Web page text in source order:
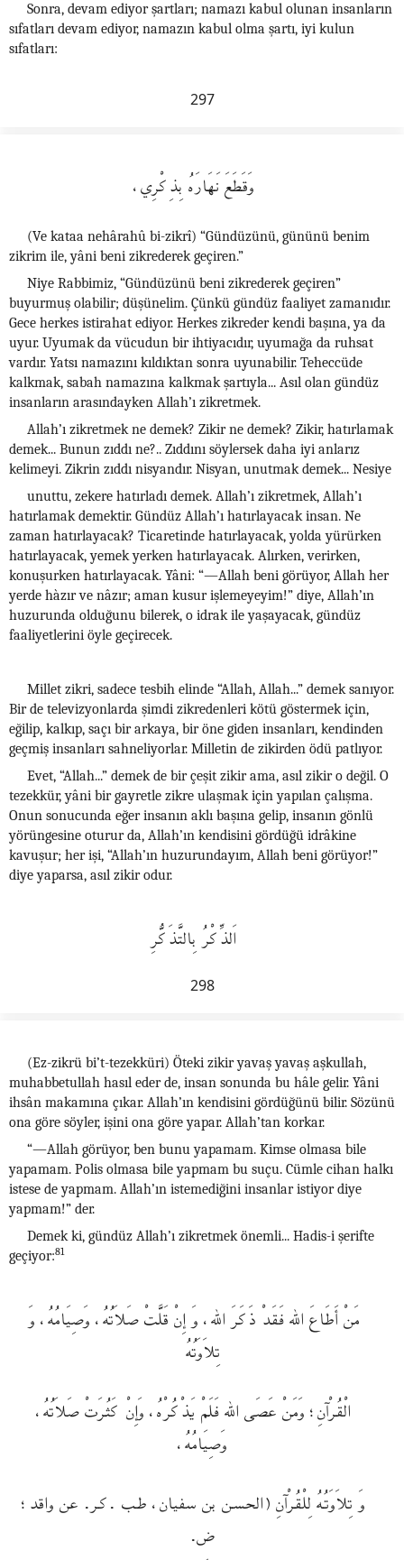
Sonra, devam ediyor şartları; namazı kabul olunan insanların
sıfatları devam ediyor, namazın kabul olma şartı, iyi kulun
sıfatları:
297
وَقـَطَعَ نَـهَارَهُ بِذِكْرِي،
(Ve kataa nehârahû bi-zikrî) “Gündüzünü, gününü benim
zikrim ile, yâni beni zikrederek geçiren.”
Niye Rabbimiz, “Gündüzünü beni zikrederek geçiren”
buyurmuş olabilir; düşünelim. Çünkü gündüz faaliyet zamanıdır.
Gece herkes istirahat ediyor. Herkes zikreder kendi başına, ya da
uyur. Uyumak da vücudun bir ihtiyacıdır, uyumağa da ruhsat
vardır. Yatsı namazını kıldıktan sonra uyunabilir. Teheccüde
kalkmak, sabah namazına kalkmak şartıyla... Asıl olan gündüz
insanların arasındayken Allah’ı zikretmek.
Allah’ı zikretmek ne demek? Zikir ne demek? Zikir, hatırlamak
demek... Bunun zıddı ne?.. Zıddını söylersek daha iyi anlarız
kelimeyi. Zikrin zıddı nisyandır. Nisyan, unutmak demek... Nesiye
unuttu, zekere hatırladı demek. Allah’ı zikretmek, Allah’ı
hatırlamak demektir. Gündüz Allah’ı hatırlayacak insan. Ne
zaman hatırlayacak? Ticaretinde hatırlayacak, yolda yürürken
hatırlayacak, yemek yerken hatırlayacak. Alırken, verirken,
konuşurken hatırlayacak. Yâni: “—Allah beni görüyor, Allah her
yerde hàzır ve nâzır; aman kusur işlemeyeyim!” diye, Allah’ın
huzurunda olduğunu bilerek, o idrak ile yaşayacak, gündüz
faaliyetlerini öyle geçirecek.
Millet zikri, sadece tesbih elinde “Allah, Allah...” demek sanıyor.
Bir de televizyonlarda şimdi zikredenleri kötü göstermek için,
eğilip, kalkıp, saçı bir arkaya, bir öne giden insanları, kendinden
geçmiş insanları sahneliyorlar. Milletin de zikirden ödü patlıyor.
Evet, “Allah...” demek de bir çeşit zikir ama, asıl zikir o değil. O
tezekkür, yâni bir gayretle zikre ulaşmak için yapılan çalışma.
Onun sonucunda eğer insanın aklı başına gelip, insanın gönlü
yörüngesine oturur da, Allah’ın kendisini gördüğü idrâkine
kavuşur; her işi, “Allah’ın huzurundayım, Allah beni görüyor!”
diye yaparsa, asıl zikir odur.
اَلذِّكْرُ بِالتَّذَكُّرِ
298
(Ez-zikrü bi’t-tezekküri) Öteki zikir yavaş yavaş aşkullah,
muhabbetullah hasıl eder de, insan sonunda bu hâle gelir. Yâni
ihsân makamına çıkar. Allah’ın kendisini gördüğünü bilir. Sözünü
ona göre söyler, işini ona göre yapar. Allah’tan korkar.
“—Allah görüyor, ben bunu yapamam. Kimse olmasa bile
yapamam. Polis olmasa bile yapmam bu suçu. Cümle cihan halkı
istese de yapmam. Allah’ın istemediğini insanlar istiyor diye
yapmam!” der.
Demek ki, gündüz Allah’ı zikretmek önemli... Hadis-i şerifte
geçiyor:81
مَنْ أَطَاعَ الله فَقَدْ ذَكَرَ الله، وَ إِنْ قَلَّتْ صَلاَتُهُ، وَصِيَامُهُ، وَ
تِلاَوَتُهُ
الْقُرْآنِ؛ وَمَنْ عَصَى الله فَلَمْ يَذْكُرْهُ، وَإِنْ كَثُرَتْ صَلاَتُهُ،
وَصِيَامُهُ،
وَ تِلاَوَتـُهُ لِلْقُرْآنِ (الحسـن بن سفيان، طـب .كـر. عن واقد؛
ض.